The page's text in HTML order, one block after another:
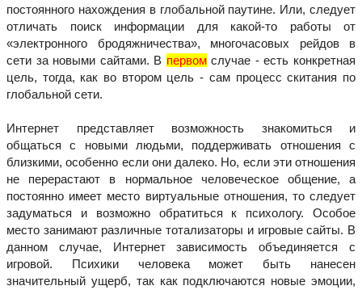
постоянного нахождения в глобальной паутине. Или, следует
отличать поиск информации для какой-то работы от
«электронного бродяжничества», многочасовых рейдов в
сети за новыми сайтами. В первомслучае - есть конкретная
цель, тогда, как во втором цель - сам процесс скитания по
глобальной сети.
Интернет представляет возможность знакомиться и
общаться с новыми людьми, поддерживать отношения с
близкими, особенно если они далеко. Но, если эти отношения
не перерастают в нормальное человеческое общение, а
постоянно имеет место виртуальные отношения, то следует
задуматься и возможно обратиться к психологу. Особое
место занимают различные тотализаторы и игровые сайты. В
данном случае, Интернет зависимость объединяется с
игровой. Психики человека может быть нанесен
значительный ущерб, так как подключаются новые эмоции,